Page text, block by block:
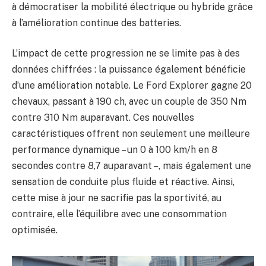
à démocratiser la mobilité électrique ou hybride grâce
à l’amélioration continue des batteries.
L’impact de cette progression ne se limite pas à des
données chiffrées : la puissance également bénéficie
d’une amélioration notable. Le Ford Explorer gagne 20
chevaux, passant à 190 ch, avec un couple de 350 Nm
contre 310 Nm auparavant. Ces nouvelles
caractéristiques offrent non seulement une meilleure
performance dynamique – un 0 à 100 km/h en 8
secondes contre 8,7 auparavant –, mais également une
sensation de conduite plus fluide et réactive. Ainsi,
cette mise à jour ne sacrifie pas la sportivité, au
contraire, elle l’équilibre avec une consommation
optimisée.